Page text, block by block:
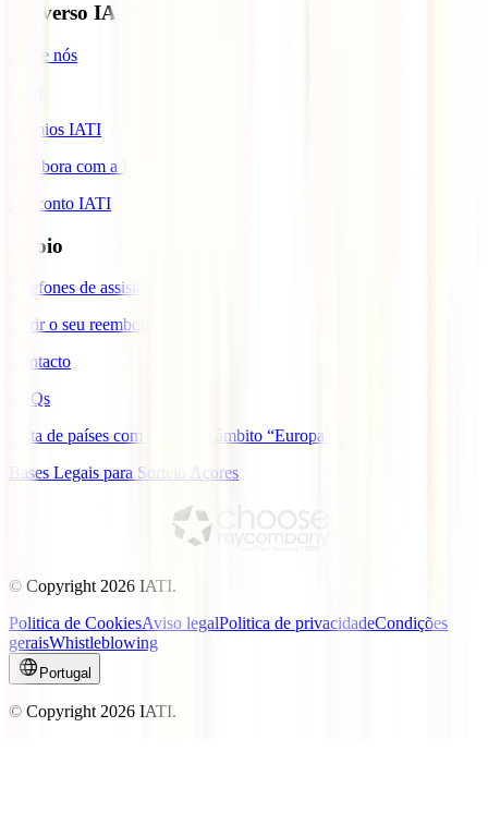
Universo IATI
Sobre nós
Prémios IATI
Colabora com a IATI
Desconto IATI
Apoio
Telefones de assistência
Gerir o seu reembolso
Contacto
FAQs
Lista de países com cobertura âmbito “Europa”
Bases Legais para Sorteio Açores
© Copyright2026 IATI.
Politica de CookiesAviso legalPolitica de privacidadeCondições
geraisWhistleblowing
Portugal
© Copyright2026 IATI.